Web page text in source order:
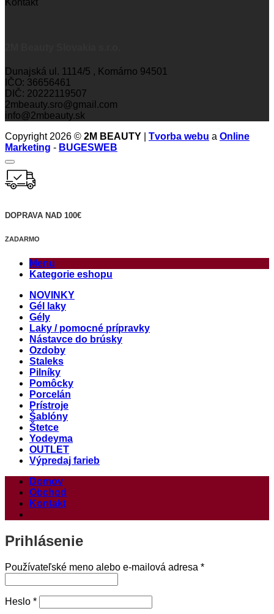
Kontakt
Dunajská ul. 1114/5 , Komárno 94501
IČO: 36656461
DIČ: 20222119507
2mbeauty.sro@gmail.com
info@2mbeauty.sk
Copyright 2026 © 2M BEAUTY Tvorba webu a Online
Marketing - BUGESWEB
DOPRAVA NAD 100€
ZADARMO
Menu
Kategorie eshopu
NOVINKY
Gél laky
Gély
Laky / pomocné prípravky
Nástavce do brúsky
Ozdoby
Staleks
Pilníky
Pomôcky
Porcelán
Prístroje
Šablóny
Štetce
Yodeyma
OUTLET
Výpredaj farieb
Domov
Obchod
Kontakt
Prihlásenie
Používateľské meno alebo e-mailová adresa *Povinné
Heslo *Povinné